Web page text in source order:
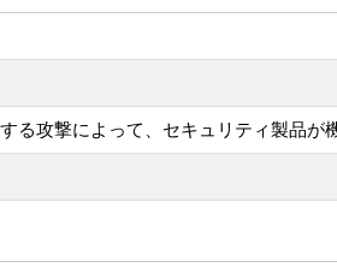
る攻撃によって、セキュリティ製品が